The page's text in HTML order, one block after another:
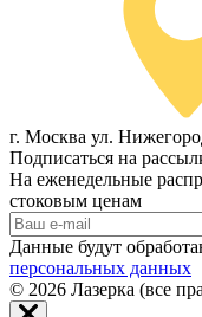
г. Москва ул.
Подписаться на
На еженедельные
стоковым ценам
Данные будут
персональных данных
© 2026 Лазерка (все